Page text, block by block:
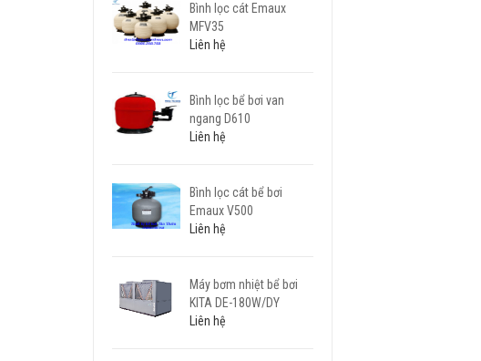
Bình lọc cát Emaux
MFV35
Liên hệ
Bình lọc bể bơi van
ngang D610
Liên hệ
Bình lọc cát bể bơi
Emaux V500
Liên hệ
Máy bơm nhiệt bể bơi
KITA DE-180W/DY
Liên hệ